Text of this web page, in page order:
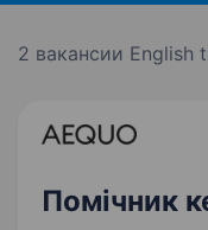
2 вакансии English
Помічник